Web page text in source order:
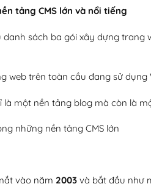
tảng CMS lớn và nổi tiếng
danh sách ba gói xây dựng
web trên toàn cầu đang sử dụng
là một nền tảng blog mà còn là
những nền tảng CMS lớn
vào năm 2003và bắt đầu như